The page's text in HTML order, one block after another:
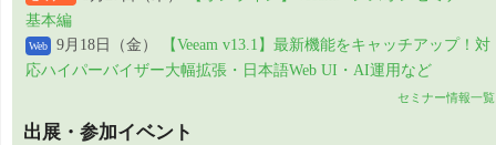
基本編
Web 9月18日（金）
【Veeam v13.1】最新機能をキャッチアップ！対
応ハイパーバイザー大幅拡張・日本語Web UI・AI運用など
セミナー情報一覧
出展・参加イベント